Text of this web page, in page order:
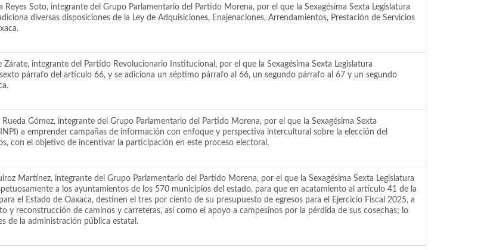
Soto, integrante del Grupo Parlamentario del Partido Morena, por el que la Sexagésima Sexta Legislatura
diversas disposiciones de la Ley de Adquisiciones, Enajenaciones, Arrendamientos, Prestación de Servicios
integrante del Partido Revolucionario Institucional, por el que la Sexagésima Sexta Legislatura
párrafo del artículo 66, y se adiciona un séptimo párrafo al 66, un segundo párrafo al 67 y un segundo
Gómez, integrante del Grupo Parlamentario del Partido Morena, por el que la Sexagésima Sexta
a emprender campañas de información con enfoque y perspectiva intercultural sobre la elección del
con el objetivo de incentivar la participación en este proceso electoral.
Martínez, integrante del Grupo Parlamentario del Partido Morena, por el que la Sexagésima Sexta Legislatura
a los ayuntamientos de los 570 municipios del estado, para que en acatamiento al artículo 41 de la
el Estado de Oaxaca, destinen el tres por ciento de su presupuesto de egresos para el Ejercicio Fiscal 2025, a
y reconstrucción de caminos y carreteras, así como el apoyo a campesinos por la pérdida de sus cosechas; lo
de la administración pública estatal.